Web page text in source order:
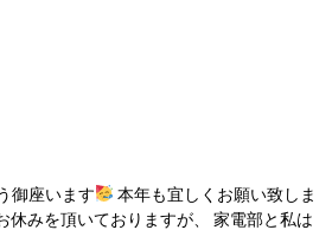
御座います
本年も宜しくお願い致しま
休みを頂いておりますが、 家電部と私は